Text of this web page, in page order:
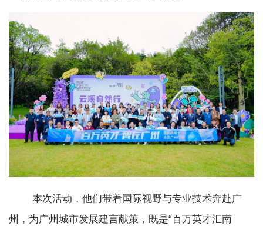
本次活动，他们带着国际视野与专业技术奔赴广
州，为广州城市发展建言献策，既是“百万英才汇南